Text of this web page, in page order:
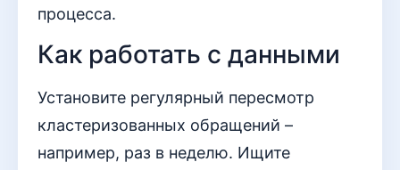
процесса.
Как работать с данными
Установите регулярный пересмотр
кластеризованных обращений –
например, раз в неделю. Ищите